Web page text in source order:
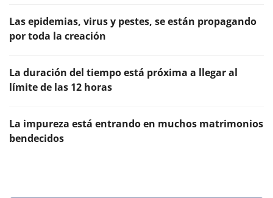
Las epidemias, virus y pestes, se están propagando
por toda la creación
La duración del tiempo está próxima a llegar al
límite de las 12 horas
La impureza está entrando en muchos matrimonios
bendecidos